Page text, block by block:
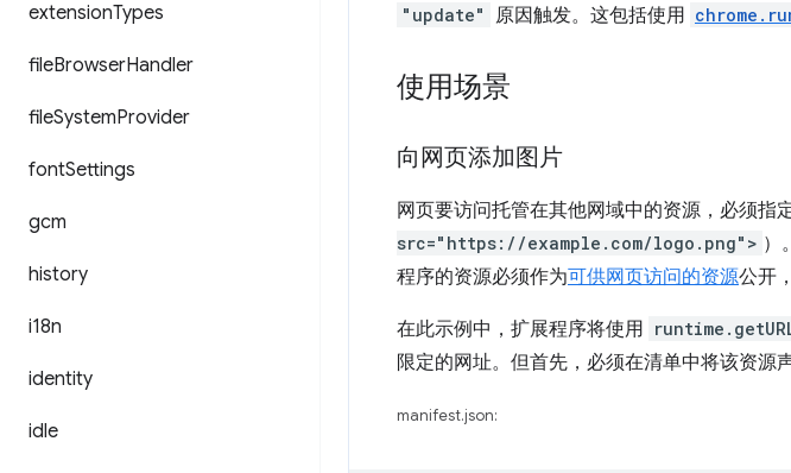
extensionTypes
fileBrowserHandler
fileSystemProvider
fontSettings
gcm
history
i18n
identity
idle
"update" 原因触发。这包括使用
使用场景
向网页添加图片
网页要访问托管在其他网域中的资源，必须指
src="https://example.com/logo.png"> ）
程序的资源必须作为可供网页访问的资源公开
在此示例中，扩展程序将使用
限定的网址。但首先，必须在清单中将该资源
manifest.json: